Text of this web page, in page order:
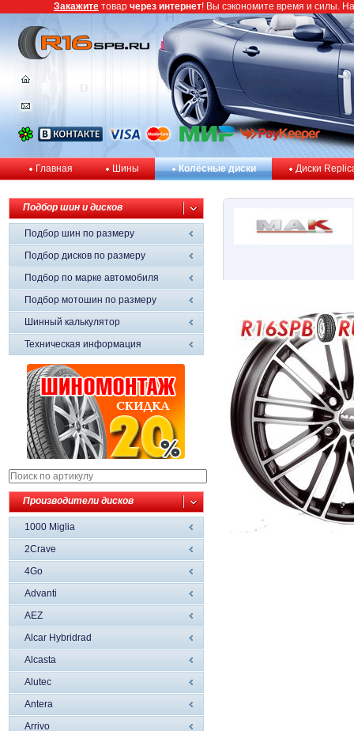
Главная Шины Колёсные диски Диски
Подбор шин и дисков
Подбор шин по размеру
Подбор дисков по размеру
Подбор по марке автомобиля
Подбор мотошин по размеру
Шинный калькулятор
Техническая информация
Производители дисков
1000 Miglia
2Crave
4Go
Advanti
AEZ
Alcar Hybridrad
Alcasta
Alutec
Antera
Arrivo
Закажите товар через интернет! Вы сэкономите время и силы.